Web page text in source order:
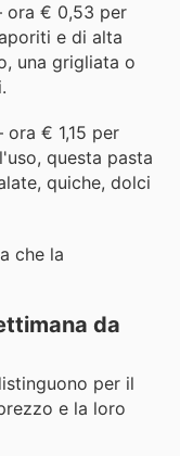
ora € 0,53 per
e di alta
una grigliata o
ora € 1,15 per
questa pasta
quiche, dolci
che la
da
per il
e la loro